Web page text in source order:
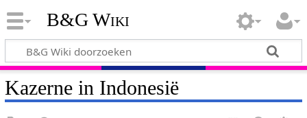
B&G Wiki
Kazerne in Indonesië